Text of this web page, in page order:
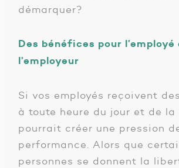
démarquer?
Des bénéfices pour l’employé
l’employeur
Si vos employés reçoivent
à toute heure du jour et de la
pourrait créer une pression
performance. Alors que
personnes se donnent la